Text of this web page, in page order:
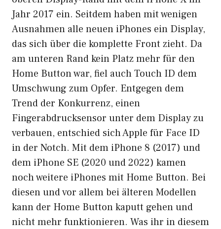
Jahr 2017 ein. Seitdem haben mit wenigen
Ausnahmen alle neuen iPhones ein Display,
das sich über die komplette Front zieht. Da
am unteren Rand kein Platz mehr für den
Home Button war, fiel auch Touch ID dem
Umschwung zum Opfer. Entgegen dem
Trend der Konkurrenz, einen
Fingerabdrucksensor unter dem Display zu
verbauen, entschied sich Apple für Face ID
in der Notch. Mit dem iPhone 8 (2017) und
dem iPhone SE (2020 und 2022) kamen
noch weitere iPhones mit Home Button. Bei
diesen und vor allem bei älteren Modellen
kann der Home Button kaputt gehen und
nicht mehr funktionieren. Was ihr in diesem